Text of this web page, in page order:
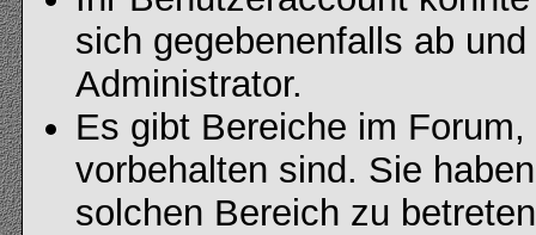
sich gegebenenfalls ab
Administrator.
Es gibt Bereiche im
vorbehalten sind. Sie
solchen Bereich zu